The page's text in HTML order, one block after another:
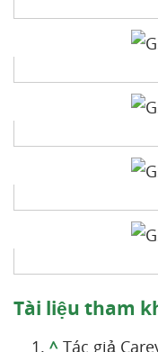
Tài liệu tham
^ Tác giả